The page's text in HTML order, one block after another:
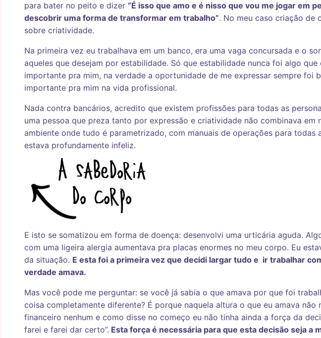
para bater no peito e dizer “É isso que amo e é nisso que vou me jogar em
descobrir uma forma de transformar em trabalho”. No meu caso criação de
sobre criatividade.
Na primeira vez eu trabalhava em um banco, era uma vaga concursada e o
aqueles que desejam por estabilidade. Só que estabilidade nunca foi algo que
importante pra mim, na verdade a oportunidade de me expressar sempre foi
importante pra mim na vida profissional.
Nada contra bancários, acredito que existem profissões para todas as
uma pessoa que preza tanto por expressão e criatividade não combinava em
ambiente onde tudo é parametrizado, com manuais de operações para todas
estava profundamente infeliz.
E isto se somatizou em forma de doença: desenvolvi uma urticária aguda.
com uma ligeira alergia aumentava pra placas enormes no meu corpo. Eu
da situação. E esta foi a primeira vez que decidi largar tudo e ir trabalhar
verdade amava.
Mas você pode me perguntar: se você já sabia o que amava por que foi
coisa completamente diferente? É porque naquela altura o que eu amava não
financeiro nenhum e como disse no começo eu não tinha ainda a força da
farei e farei dar certo”. Esta força é necessária para que esta decisão seja a